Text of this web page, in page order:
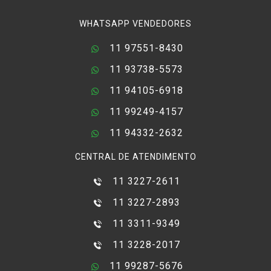
WHATSAPP VENDEDORES
11 97551-8430
11 93738-5573
11 94105-6918
11 99249-4157
11 94332-2632
CENTRAL DE ATENDIMENTO
11 3227-2611
11 3227-2893
11 3311-9349
11 3228-2017
11 99287-5676